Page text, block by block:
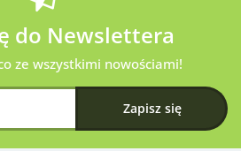
do Newslettera
ze wszystkimi nowościami!